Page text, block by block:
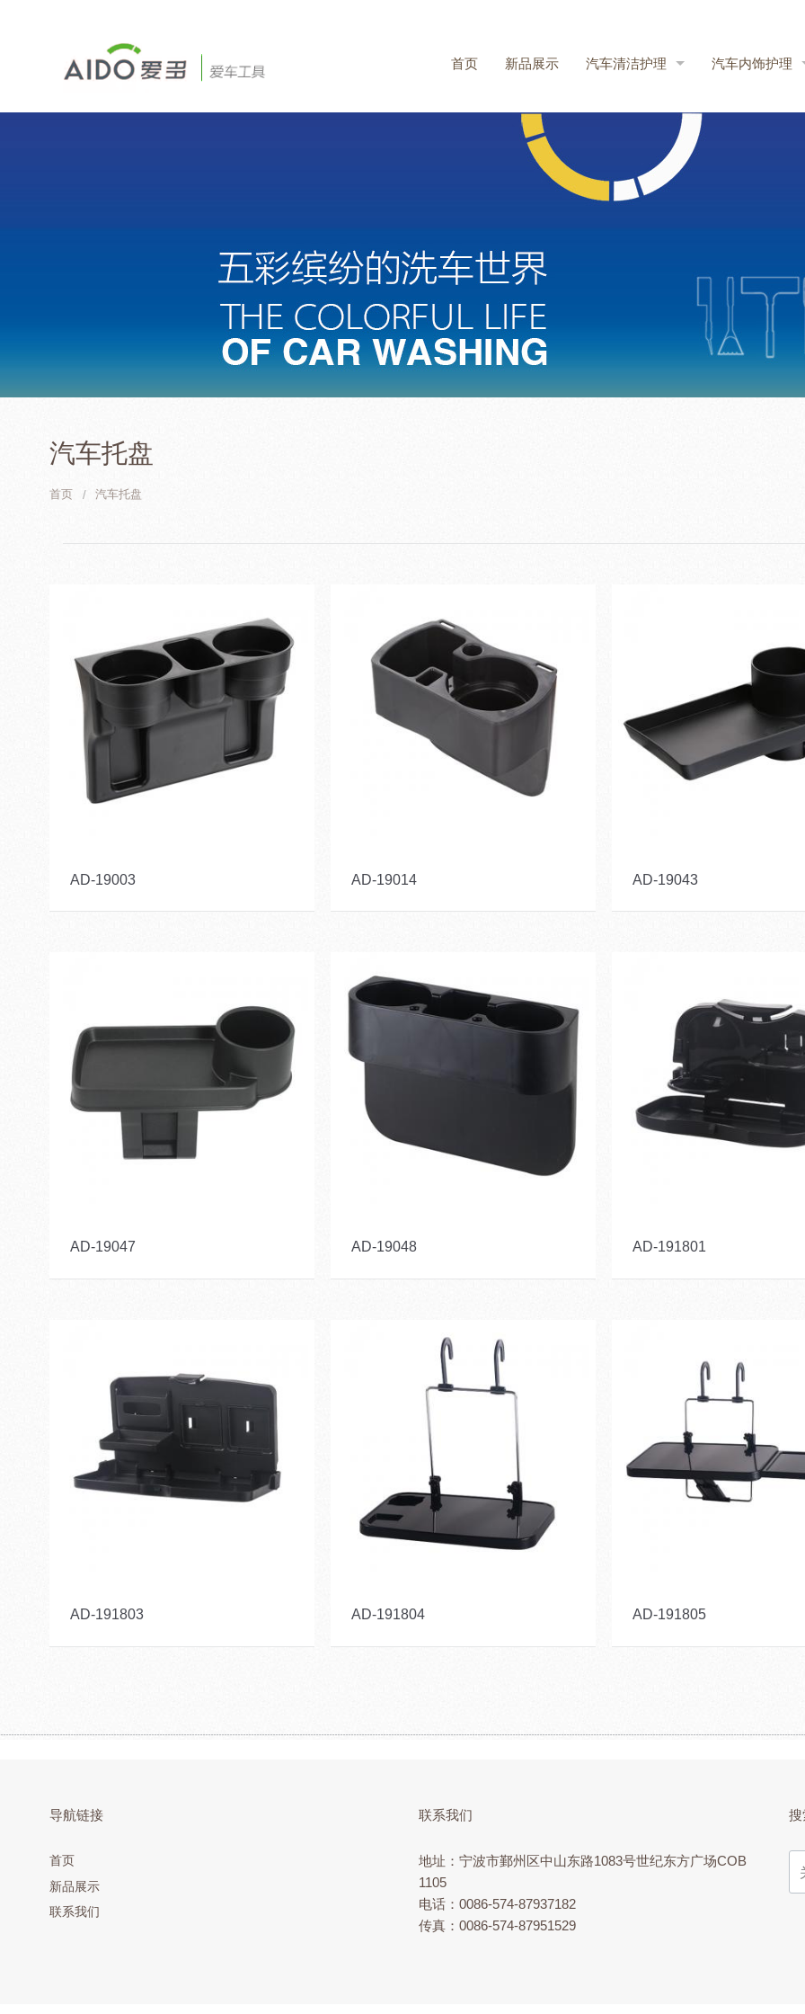
首页 新品展示 汽车清洁护理 汽车内饰护理
汽车托盘
首页 汽车托盘
AD-19003 AD-19014 AD-19043
AD-19047 AD-19048 AD-191801
AD-191803 AD-191804 AD-191805
导航链接
首页
新品展示
联系我们
联系我们
地址：宁波市鄞州区中山东路1083号世纪东方广场COB
1105
电话：0086-574-87937182
传真：0086-574-87951529
搜